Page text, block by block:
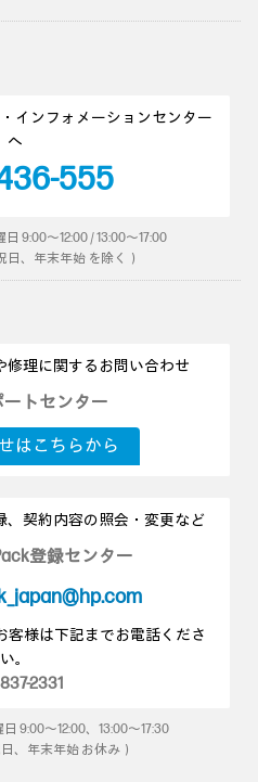
インフォメーションセンター
へ
555
9:00～12:00 / 13:00～17:00
日、年末年始 を除く）
修理に関するお問い合わせ
ートセンター
はこちらから
、契約内容の照会・変更など
登録センター
様は下記までお電話くださ
い。
2331
9:00～12:00、13:00～17:30
、年末年始 お休み）